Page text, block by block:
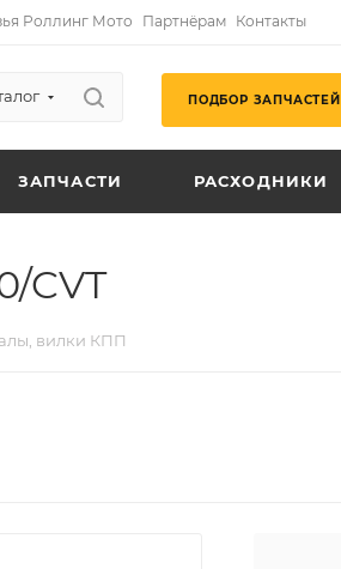
Роллинг Мото Партнёрам Контакты
ПОДБОР ЗАПЧАСТЕЙ
ЗАПЧАСТИ РАСХОДНИКИ
CVT
вилки КПП